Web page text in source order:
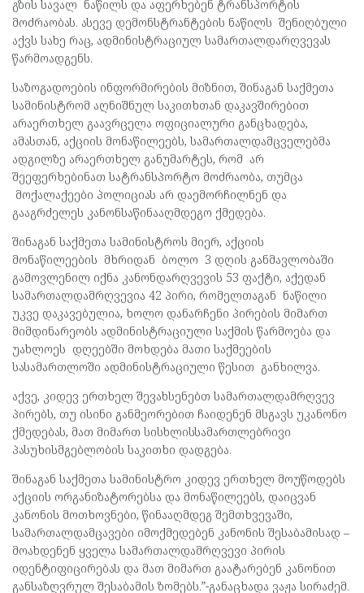
გზის სავალ ნაწილს და აფერხებენ ტრანსპორტის
მოძრაობას. ასევე დემონსტრანტების ნაწილს შენიღბული
აქვს სახე რაც, ადმინისტრაციულ სამართალდარღვევას
წარმოადგენს.
საზოგადოების ინფორმირების მიზნით, შინაგან საქმეთა
სამინისტრომ აღნიშნულ საკითხთან დაკავშირებით
არაერთხელ გაავრცელა ოფიციალური განცხადება,
ამასთან, აქციის მონაწილეებს, სამართალდამცველებმა
ადგილზე არაერთხელ განუმარტეს, რომ არ
შეეფერხებინათ სატრანსპორტო მოძრაობა, თუმცა
მოქალაქეები პოლიციას არ დაემორჩილნენ და
გააგრძელეს კანონსაწინააღმდეგო ქმედება.
შინაგან საქმეთა სამინისტროს მიერ, აქციის
მონაწილეების მხრიდან ბოლო 3 დღის განმავლობაში
გამოვლენილ იქნა კანონდარღვევის 53 ფაქტი, აქედან
სამართალდამრღვევია 42 პირი, რომელთაგან ნაწილი
უკვე დაკავებულია, ხოლო დანარჩენი პირების მიმართ
მიმდინარეობს ადმინისტრაციული საქმის წარმოება და
უახლოეს დღეებში მოხდება მათი საქმეების
სასამართლოში ადმინისტრაციული წესით განხილვა.
აქვე, კიდევ ერთხელ შევახსენებთ სამართალდამრღვევ
პირებს, თუ ისინი განმეორებით ჩაიდენენ მსგავს უკანონო
ქმედებას, მათ მიმართ სისხლისსამართლებრივი
პასუხისმგებლობის საკითხი დადგება.
შინაგან საქმეთა სამინისტრო კიდევ ერთხელ მოუწოდებს
აქციის ორგანიზატორებსა და მონაწილეებს, დაიცვან
კანონის მოთხოვნები, წინააღმდეგ შემთხვევაში,
სამართალდამცავები იმოქმედებენ კანონის შესაბამისად –
მოახდენენ ყველა სამართალდამრღვევი პირის
იდენტიფიცირებას და მათ მიმართ გაატარებენ კანონით
განსაზღვრულ შესაბამის ზომებს.”-განაცხადა ვაჟა სირაძემ.